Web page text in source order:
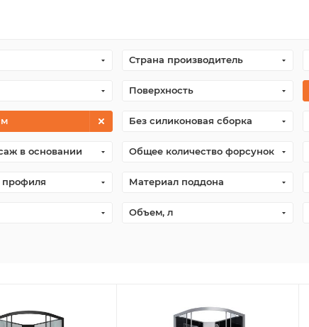
Страна производитель
Поверхность
Без силиконовая сборка
в основании Общее количество форсунок
Материал поддона
Объем, л